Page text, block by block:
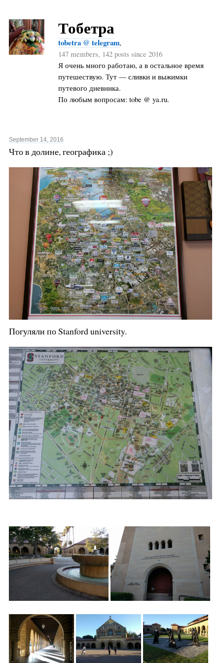
Тобетра
tobetra @ telegram,
147 members, 142 posts since 2016
Я очень много работаю, а в остальное время
путешествую. Тут — сливки и выжимки
путевого дневника.
По любым вопросам: tobe @ ya.ru.
September 14, 2016
Что в долине, географика ;)
Погуляли по Stanford university.